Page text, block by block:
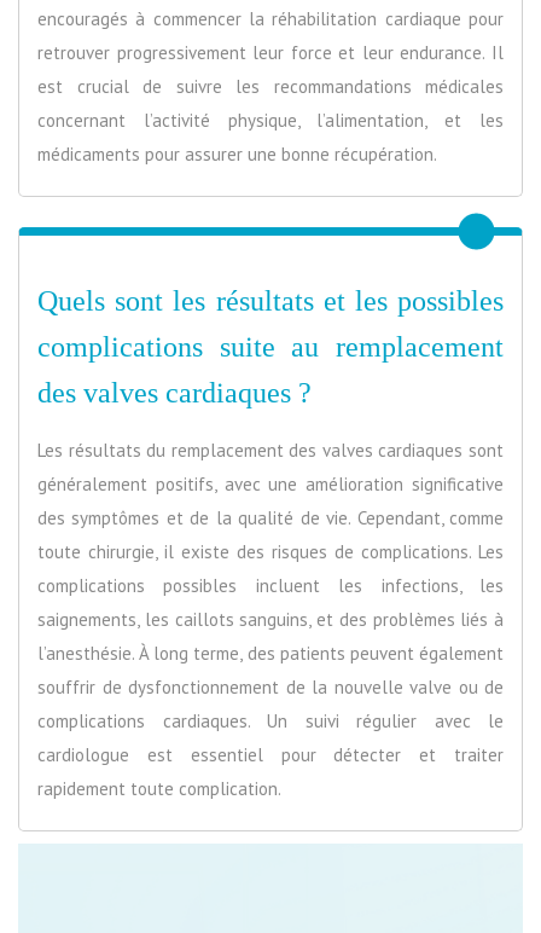
encouragés à commencer la réhabilitation cardiaque pour
retrouver progressivement leur force et leur endurance. Il
est crucial de suivre les recommandations médicales
concernant l’activité physique, l’alimentation, et les
médicaments pour assurer une bonne récupération.
Quels sont les résultats et les possibles
complications suite au remplacement
des valves cardiaques ?
Les résultats du remplacement des valves cardiaques sont
généralement positifs, avec une amélioration significative
des symptômes et de la qualité de vie. Cependant, comme
toute chirurgie, il existe des risques de complications. Les
complications possibles incluent les infections, les
saignements, les caillots sanguins, et des problèmes liés à
l’anesthésie. À long terme, des patients peuvent également
souffrir de dysfonctionnement de la nouvelle valve ou de
complications cardiaques. Un suivi régulier avec le
cardiologue est essentiel pour détecter et traiter
rapidement toute complication.